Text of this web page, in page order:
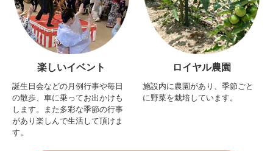
楽しいイベント
誕生日会などの月例行事や毎日
の散歩、車に乗ってお出かけも
します。また多彩な季節の行事
があり楽しんで生活して頂けま
す。
ロイヤル農園
施設内に農園があり、季節ごと
に野菜を栽培しています。